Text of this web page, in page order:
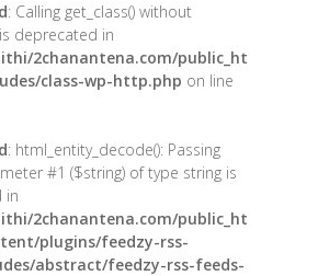
: Calling get_class() without
deprecated in
2chanantena.com/public_ht
class-wp-http.php on line
: html_entity_decode(): Passing
#1 ($string) of type string is
in
2chanantena.com/public_ht
plugins/feedzy-rss-
abstract/feedzy-rss-feeds-